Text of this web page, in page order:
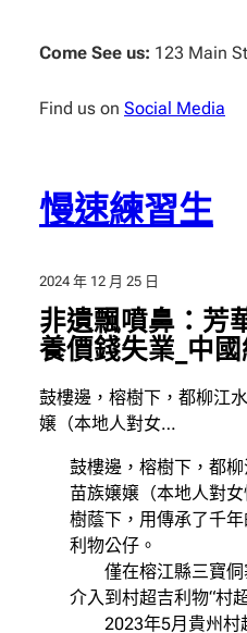
Come See us: 123 Main St
Find us on Social Media
慢速練習生
2024 年 12 月 25 日
非遺飄噴鼻：芳
養價錢失業_中國
鼓樓邊，榕樹下，都柳江
嬢（本地人對女…
鼓樓邊，榕樹下，都
苗族嬢嬢（本地人對
樹蔭下，用傳承了千
利物公仔。
僅在榕江縣三寶侗
介入到村超吉利物“村
2023年5月貴州村